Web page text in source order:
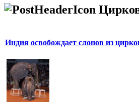
Индия освобождает слонов из